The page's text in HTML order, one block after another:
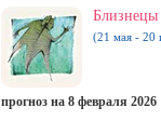
Близнецы
(21 мая - 20
прогноз на 8 февраля 2026